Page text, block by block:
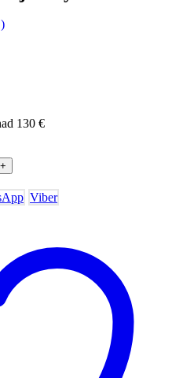
130 €
+
Viber